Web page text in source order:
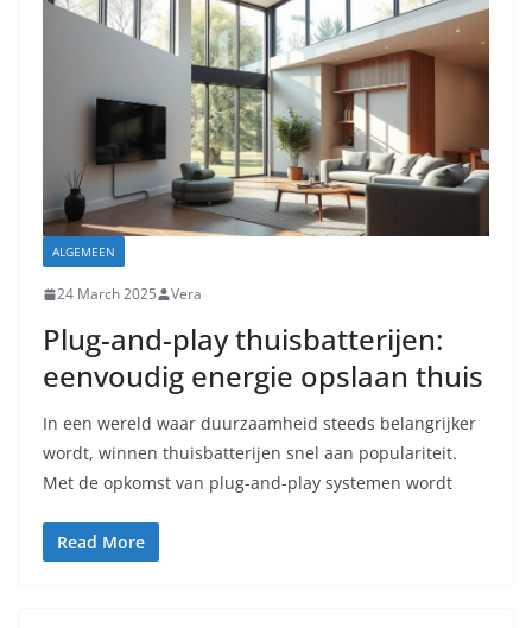
ALGEMEEN
24 March 2025 Vera
Plug-and-play thuisbatterijen:
eenvoudig energie opslaan thuis
In een wereld waar duurzaamheid steeds belangrijker
wordt, winnen thuisbatterijen snel aan populariteit.
Met de opkomst van plug-and-play systemen wordt
Read More